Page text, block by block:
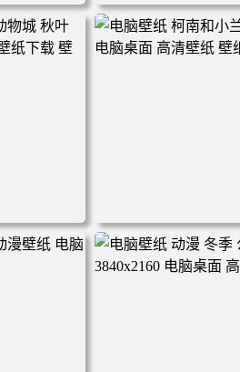
治愈系 童
纸下载 壁
电脑壁纸 动漫 凡人修
脑桌面 高清壁纸 壁纸
叶 秋天森
大全
电脑壁纸 柯南和小兰背
面 高清壁纸 壁纸下载